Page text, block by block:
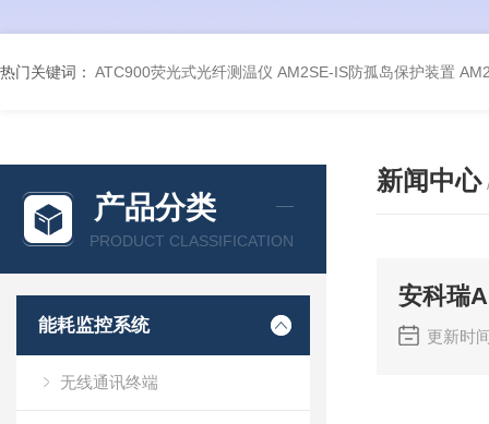
热门关键词： ATC900荧光式光纤测温仪 AM2SE-IS防孤岛保护装置
产品分类
PRODUCT CLASSIFICATION
能耗监控系统
无线通讯终端
新闻中心
安科瑞
更新时